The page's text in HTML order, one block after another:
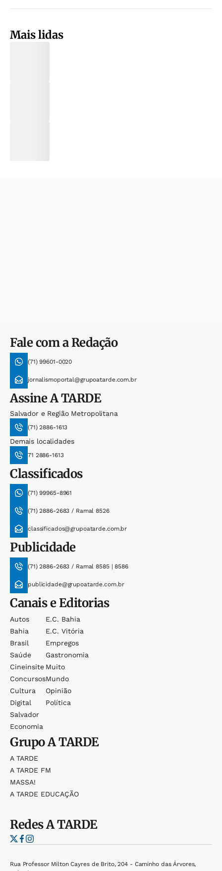
Mais lidas
Fale com a Redação
(71) 99601-0020
jornalismoportal@grupoatarde.com.br
AssineA TARDE
Salvador e Região Metropolitana
(71) 2886-1613
Demais localidades
71 2886-1613
Classificados
(71) 99965-8961
(71) 2886-2683 / Ramal 8526
classificados@grupoatarde.com.br
Publicidade
(71) 2886-2683 / Ramal 8585 | 8586
publicidade@grupoatarde.com.br
Canais e Editorias
Autos
Bahia
Brasil
Saúde
Cineinsite
Concursos
Cultura
Digital
Salvador
Economia
E.c. Bahia
E.c. Vitória
Empregos
Gastronomia
Muito
Mundo
Opinião
Política
GrupoA TARDE
A TARDE
A TARDE FM
MASSA!
A TARDE EDUCAÇÃO
RedesA TARDE
Rua Professor Milton Cayres de Brito, 204 - Caminho das Árvores,